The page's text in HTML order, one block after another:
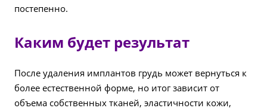
постепенно.
Каким будет результат
После удаления имплантов грудь может вернуться к
более естественной форме, но итог зависит от
объема собственных тканей, эластичности кожи,